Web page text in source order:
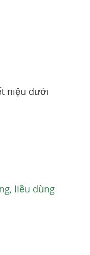
niệu dưới
liều dùng